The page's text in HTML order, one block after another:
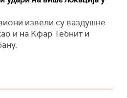
Ормуски мореуз и
у региону и
захтеви Ирана, који се
и одговорном
већина за изгласавање
извели су ваздушне
и на Кфар Тебнит и